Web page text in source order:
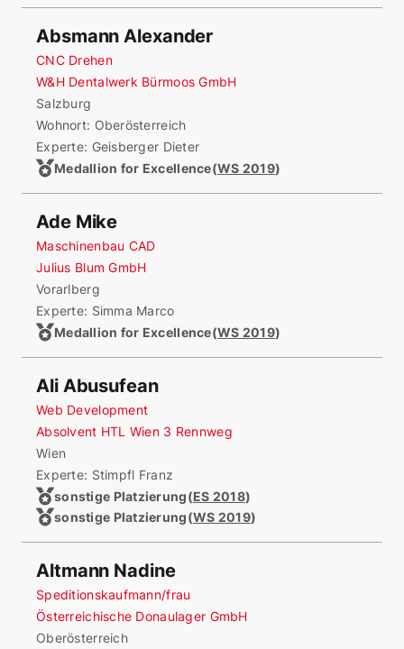
Absmann Alexander
CNC Drehen
W&H Dentalwerk Bürmoos GmbH
Salzburg
Wohnort: Oberösterreich
Experte: Geisberger Dieter
Medallion for Excellence(WS 2019)
Ade Mike
Maschinenbau CAD
Julius Blum GmbH
Vorarlberg
Experte: Simma Marco
Medallion for Excellence(WS 2019)
Ali Abusufean
Web Development
Absolvent HTL Wien 3 Rennweg
Wien
Experte: Stimpfl Franz
sonstige Platzierung(ES 2018)
sonstige Platzierung(WS 2019)
Altmann Nadine
Speditionskaufmann/frau
Österreichische Donaulager GmbH
Oberösterreich